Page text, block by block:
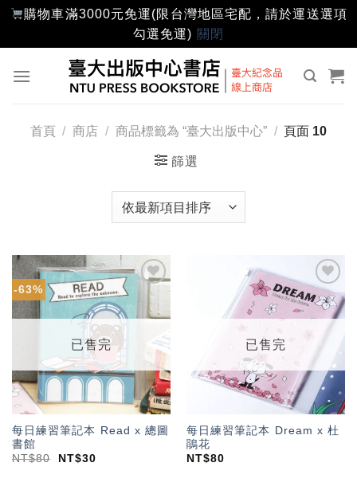
購物車滿3000元免運(限台灣地區宅配，請於運送選項
勾選免運) 關閉
首頁 / 商店 / 商品標籤為 “臺大出版中心” / 頁面 10
篩選
-63%
「願
望輕
已售完
每日練習筆記本 Read x 總圖
書館
NT$80 NT$30
加入
「願
望輕
已售完
每日練習筆記本 Dream x 杜
鵑花
NT$80